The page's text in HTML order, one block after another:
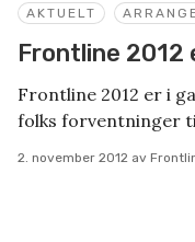
AKTUELT
Frontline 2012
Frontline 2012 er i
folks forventninger
2. november 2012 av